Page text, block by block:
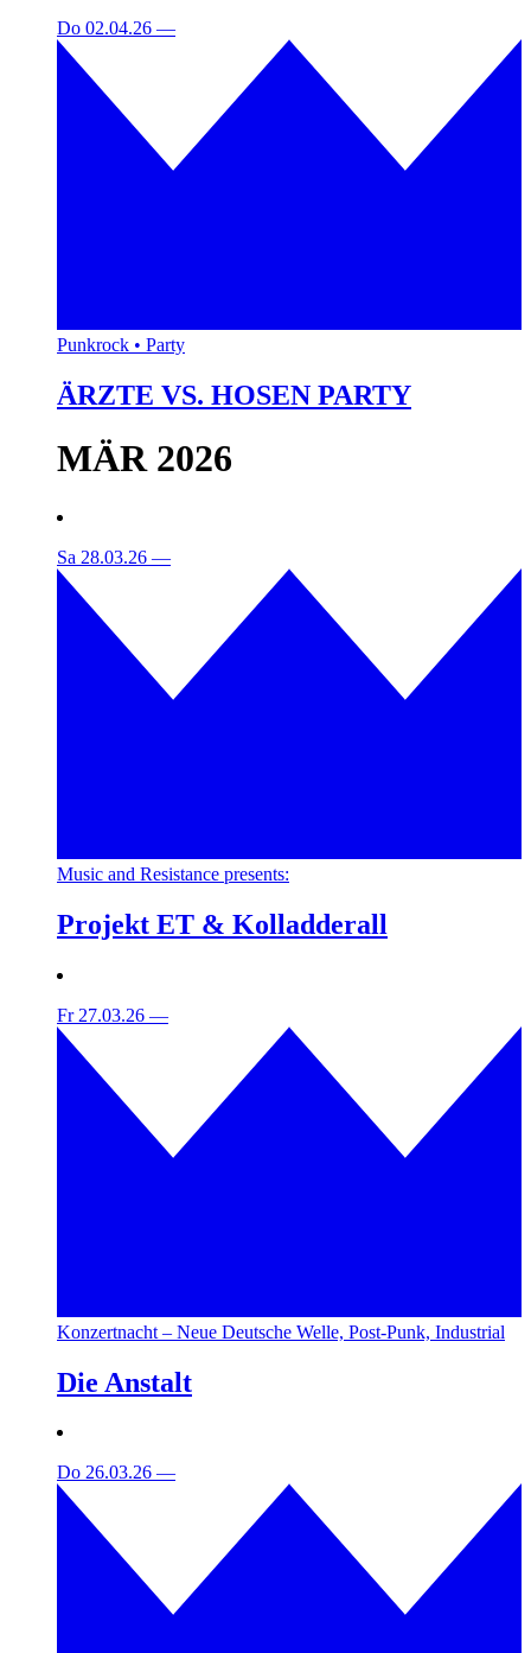
Do 02.04.26 —
Punkrock • Party
ÄRZTE VS. HOSEN PARTY
MÄR 2026
Sa 28.03.26 —
Music and Resistance presents:
Projekt ET & Kolladderall
Fr 27.03.26 —
Konzertnacht – Neue Deutsche Welle, Post-Punk, Industrial
Die Anstalt
Do 26.03.26 —